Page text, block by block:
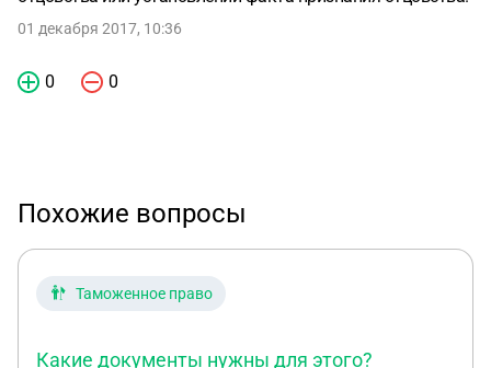
01 декабря 2017, 10:36
0 0
Похожие вопросы
Таможенное право
Какие документы нужны для этого?